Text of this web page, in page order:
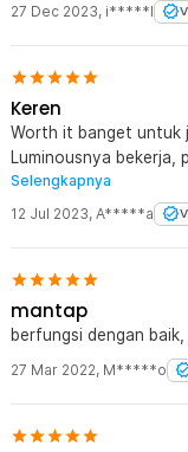
27 Dec 2023, i*****l
Keren
Worth it banget untuk
Luminousnya bekerja,
benar halus.
Selengkapnya
12 Jul 2023, A*****a
mantap
berfungsi dengan
27 Mar 2022, M*****o